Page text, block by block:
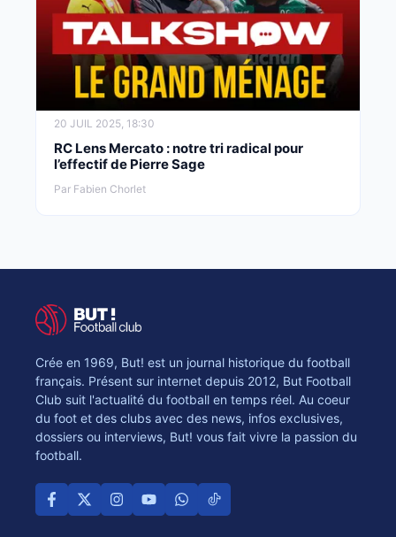
20 JUIL 2025, 18:30
RC Lens Mercato : notre tri radical pour
l’effectif de Pierre Sage
Par Fabien Chorlet
Crée en 1969, But! est un journal historique du football
français. Présent sur internet depuis 2012, But Football
Club suit l'actualité du football en temps réel. Au coeur
du foot et des clubs avec des news, infos exclusives,
dossiers ou interviews, But! vous fait vivre la passion du
football.